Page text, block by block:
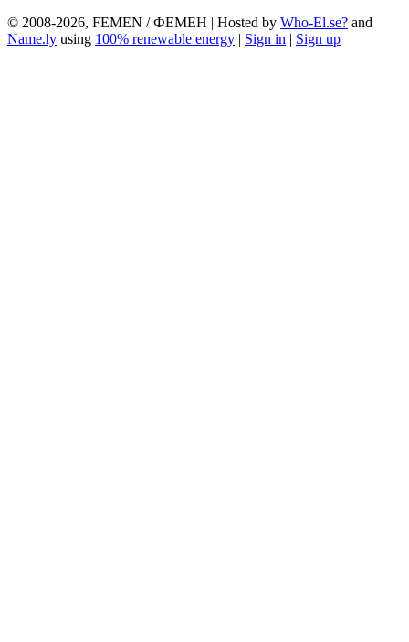
© 2008-2026, FEMEN / ФЕМЕН | Hosted by Who-El.se? and
Name.ly using 100% renewable energy | Sign in | Sign up